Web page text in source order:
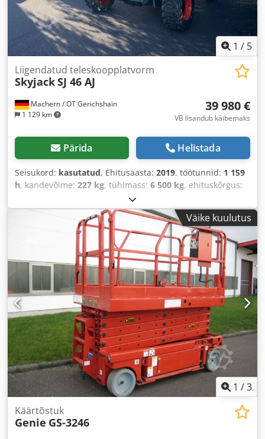
1 / 5
Machern / OT Gerichshain
1 129 km
Liigendatud teleskoopplatvorm
SkyjackSJ 46 AJ
39 980 €
VB lisandub käibemaks
Pärida Helistada
Seisukord: kasutatud, Ehitusaasta: 2019, töötunnid: 1 159
h, kandevõime: 227 kg, tühimass: 6 500 kg, ehituskõrgus:
6 350 mm
tõukeulatus:7 540 mm, ehituslaius:2 290 mm, töökõrgus:
Väike kuulutus
1 /3
Käärtõstuk
Genie GS-3246